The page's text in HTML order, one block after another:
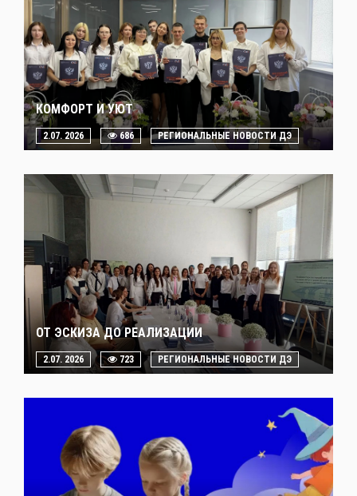
КОМФОРТ И УЮТ
2.07. 2026 686 РЕГИОНАЛЬНЫЕ НОВОСТИ ДЭ
ОТ ЭСКИЗА ДО РЕАЛИЗАЦИИ
2.07. 2026 723 РЕГИОНАЛЬНЫЕ НОВОСТИ ДЭ